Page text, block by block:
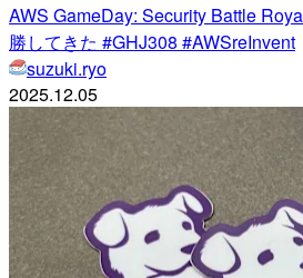
AWS GameDay: Security Battle
勝してきた #GHJ308 #AWSreInvent
suzuki.ryo
2025.12.05